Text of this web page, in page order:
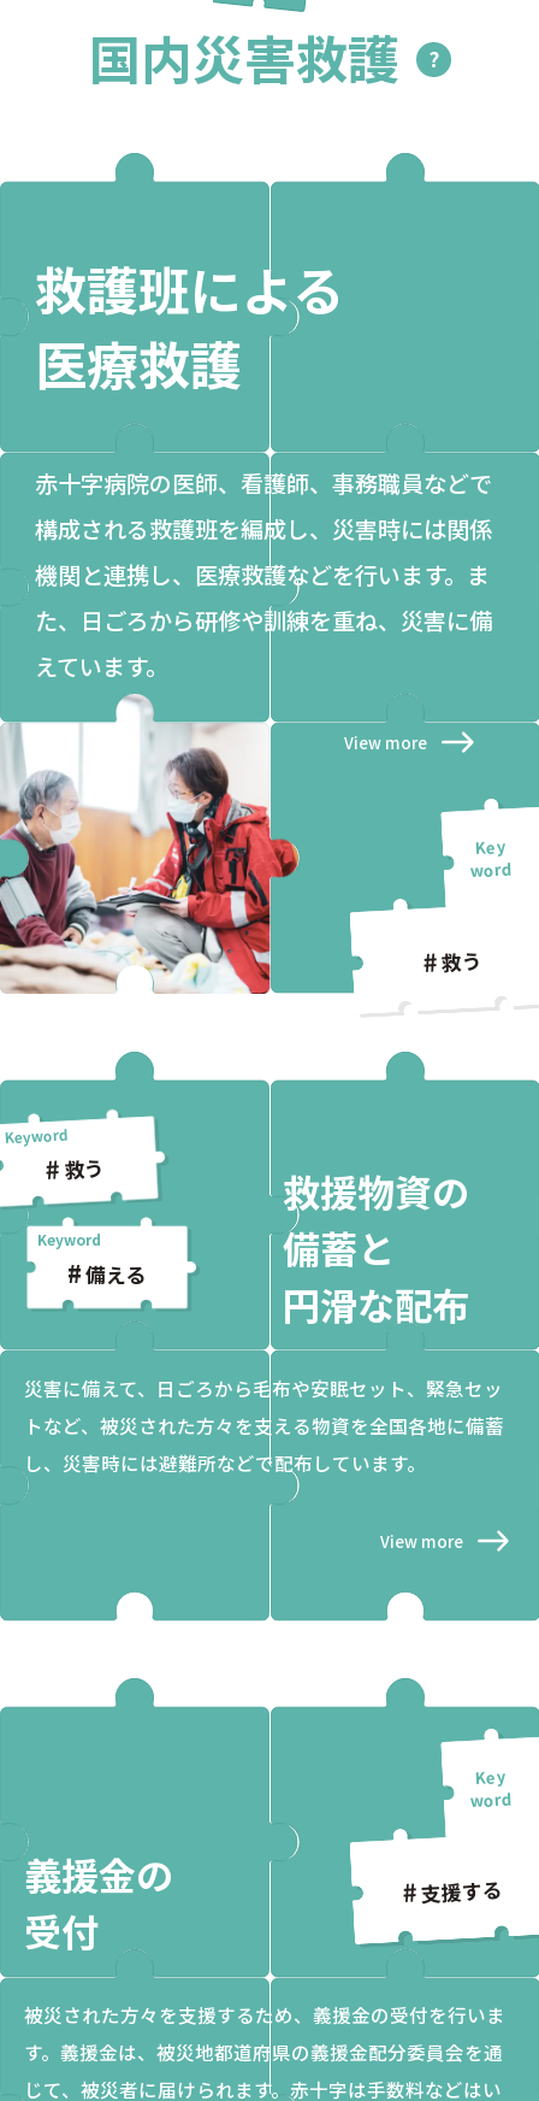
国内災害救護 ?
救護班による
医療救護
赤十字病院の医師、看護師、事務職員などで
構成される救護班を編成し、災害時には関係
機関と連携し、医療救護などを行います。ま
た、日ごろから研修や訓練を重ね、災害に備
えています。
View more
救う
救援物資の
備蓄と
円滑な配布
災害に備えて、日ごろから毛布や安眠セット、緊急セッ
トなど、被災された方々を支える物資を全国各地に備蓄
し、災害時には避難所などで配布しています。
View more
救う
備える
義援金の
受付
被災された方々を支援するため、義援金の受付を行いま
す。義援金は、被災地都道府県の義援金配分委員会を通
じて、被災者に届けられます。赤十字は手数料などはい
支援する